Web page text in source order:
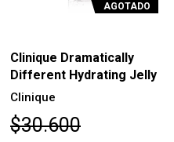
AGOTADO
Clinique Dramatically
Different Hydrating Jelly
Clinique
$30.600